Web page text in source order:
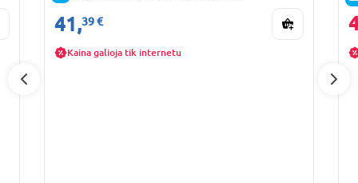
41,39 €
Kaina galioja tik internetu